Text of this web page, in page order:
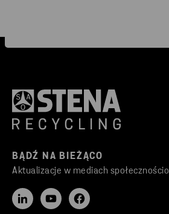
BĄDŹ NA BIEŻĄCO
Aktualizacje w mediach